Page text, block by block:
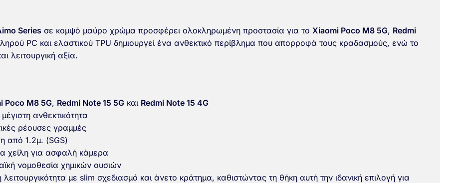
Series σε κομψό μαύρο χρώμα προσφέρει ολοκληρωμένη προστασία για το Xiaomi Poco M8 5G, Redmi
PC και ελαστικού TPU δημιουργεί ένα ανθεκτικό περίβλημα που απορροφά τους κραδασμούς, ενώ το
λειτουργική αξία.
Poco M8 5G, Redmi Note 15 5G και Redmi Note 15 4G
ανθεκτικότητα
ρέουσες γραμμές
από 1.2μ. (SGS)
χείλη για ασφαλή κάμερα
νομοθεσία χημικών ουσιών
λειτουργικότητα με slim σχεδιασμό και άνετο κράτημα, καθιστώντας τη θήκη αυτή την ιδανική επιλογή για